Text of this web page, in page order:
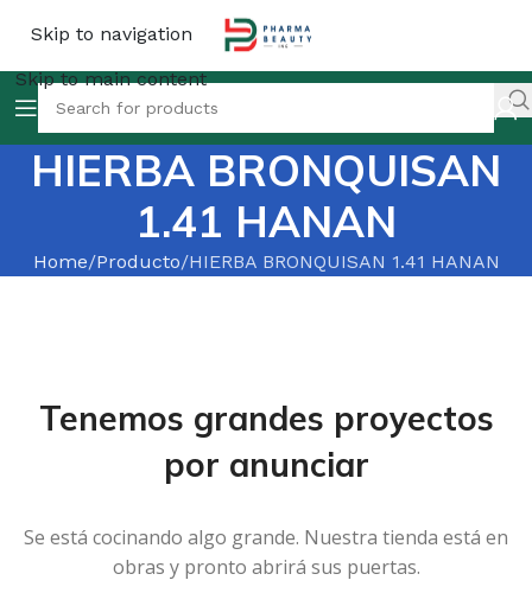
Skip to navigation
Skip to main content
HIERBA BRONQUISAN
1.41 HANAN
Home Producto HIERBA BRONQUISAN 1.41 HANAN
Tenemos grandes proyectos
por anunciar
Se está cocinando algo grande. Nuestra tienda está en
obras y pronto abrirá sus puertas.